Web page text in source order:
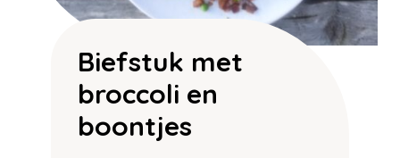
Biefstuk met
broccoli en
boontjes